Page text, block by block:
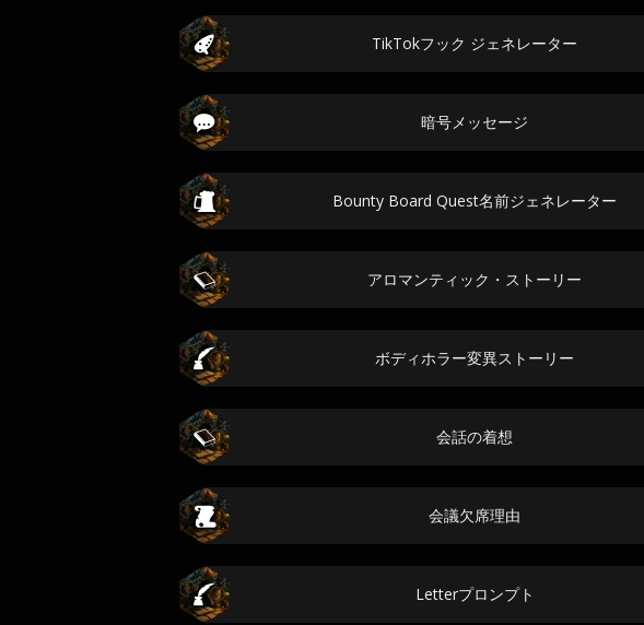
TikTokフック ジェネレーター
暗号メッセージ
Bounty Board Quest名前ジェネレーター
アロマンティック・ストーリー
ボディホラー変異ストーリー
会話の着想
会議欠席理由
Letterプロンプト